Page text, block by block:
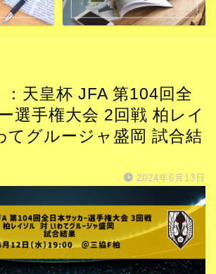
：天皇杯 JFA 第104回全
選手権大会 2回戦 柏レイ
てグルージャ盛岡 試合結
2024年6月13日